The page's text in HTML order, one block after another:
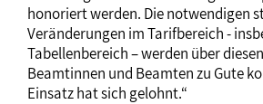
honoriert werden. Die notwendigen
Veränderungen im Tarifbereich -
Tabellenbereich – werden über
Beamtinnen und Beamten zu Gute
Einsatz hat sich gelohnt.“